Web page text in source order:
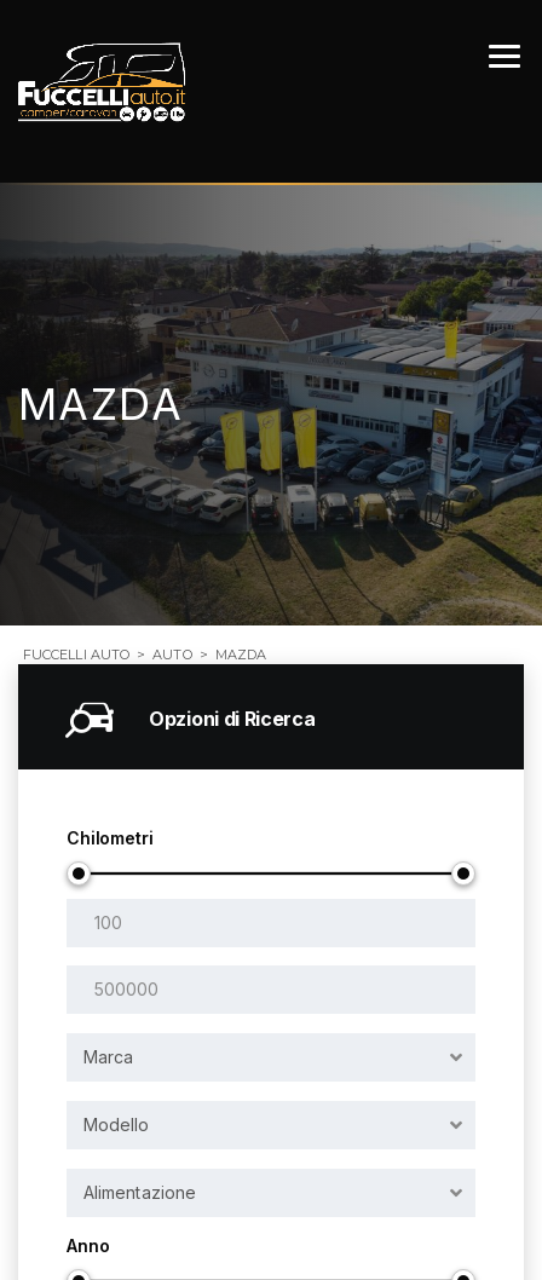
MAZDA
FUCCELLI AUTO > AUTO > MAZDA
Opzioni di Ricerca
Chilometri
Marca
Modello
Alimentazione
Anno